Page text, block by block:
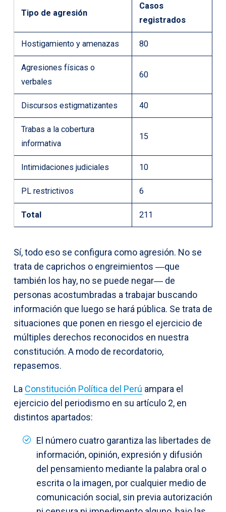
Tipo de agresión
Casos
registrados
Hostigamiento y amenazas 80
Agresiones físicas o
verbales
60
Discursos estigmatizantes 40
Trabas a la cobertura
informativa
15
Intimidaciones judiciales 10
PL restrictivos 6
Total 211
Sí, todo eso se configura como agresión. No se
trata de caprichos o engreimientos ―que
también los hay, no se puede negar― de
personas acostumbradas a trabajar buscando
información que luego se hará pública. Se trata de
situaciones que ponen en riesgo el ejercicio de
múltiples derechos reconocidos en nuestra
constitución. A modo de recordatorio,
repasemos.
La Constitución Política del Perú ampara el
ejercicio del periodismo en su artículo 2, en
distintos apartados:
El número cuatro garantiza las libertades de
información, opinión, expresión y difusión
del pensamiento mediante la palabra oral o
escrita o la imagen, por cualquier medio de
comunicación social, sin previa autorización